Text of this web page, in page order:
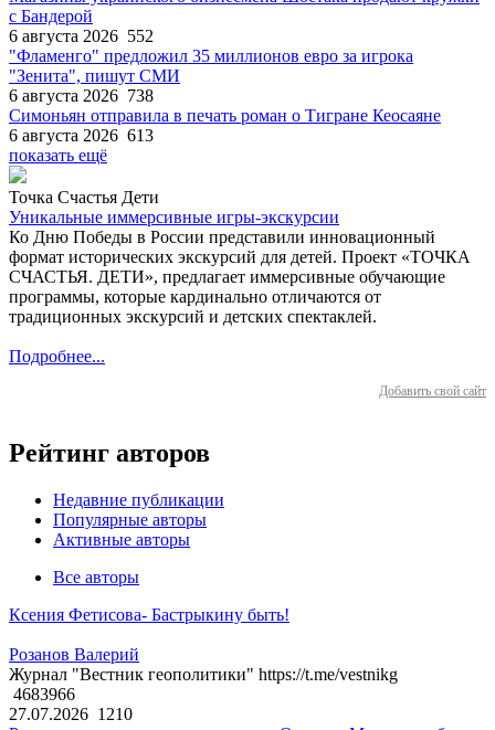
с Бандерой
6 августа 2026 552
"Фламенго" предложил 35 миллионов евро за игрока
"Зенита", пишут СМИ
6 августа 2026 738
Симоньян отправила в печать роман о Тигране Кеосаяне
6 августа 2026 613
показать ещё
Точка Счастья Дети
Уникальные иммерсивные игры-экскурсии
Ко Дню Победы в России представили инновационный
формат исторических экскурсий для детей. Проект «ТОЧКА
СЧАСТЬЯ. ДЕТИ», предлагает иммерсивные обучающие
программы, которые кардинально отличаются от
традиционных экскурсий и детских спектаклей.
Подробнее...
Добавить свой сайт
Рейтинг авторов
Недавние публикации
Популярные авторы
Активные авторы
Все авторы
Ксения Фетисова- Бастрыкину быть!
Розанов Валерий
Журнал "Вестник геополитики" https://t.me/vestnikg
4683966
27.07.2026 1210